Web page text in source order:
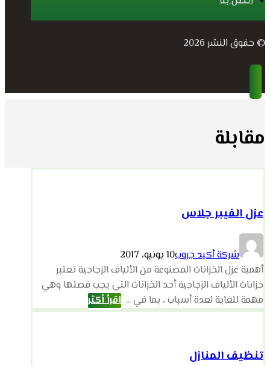
© حقوق النشر 2026
مقابلة
عزل الفيبر جلاس
شركة أكيد جروب10 يونيو، 2017
أهمية عزل الخزانات المصنوعة من الألياف الزجاجية تعتبر
خزانات الألياف الزجاجية أحد الخزانات التي يجب فصلها وهي
مهمة للغاية لعدة أسباب ، بما في ... اقرأ أكثر
تنظيف المنازل